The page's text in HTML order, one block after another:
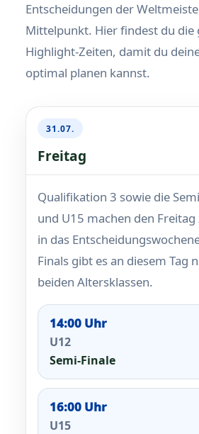
Entscheidungen der
Mittelpunkt. Hier findest du die
Highlight-Zeiten, damit du
optimal planen kannst.
31.07.
Freitag
Qualifikation 3 sowie die
und U15 machen den Freitag
in das
Finals gibt es an diesem Tag
beiden Altersklassen.
14:00 Uhr
U12
Semi-Finale
16:00 Uhr
U15